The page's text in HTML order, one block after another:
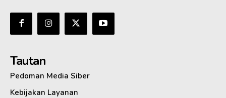
Tautan
Pedoman Media Siber
Kebijakan Layanan